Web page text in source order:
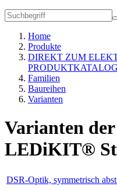
Home
Produkte
DIREKT ZUM
PRODUKTKATALOG
Familien
Baureihen
Varianten
Varianten
LEDiKIT®
DSR-Optik, symmetrisch